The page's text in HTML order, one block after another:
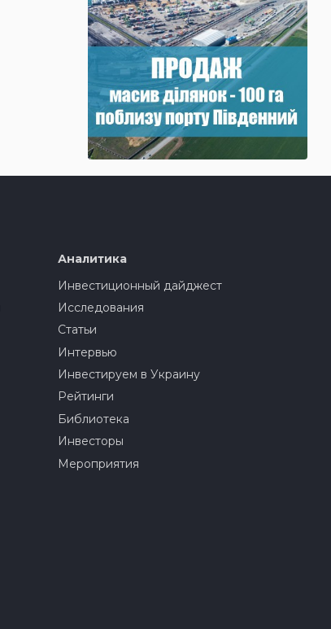
Аналитика
Инвестиционный дайджест
Исследования
Статьи
Интервью
Инвестируем в Украину
Рейтинги
Библиотека
Инвесторы
Мероприятия